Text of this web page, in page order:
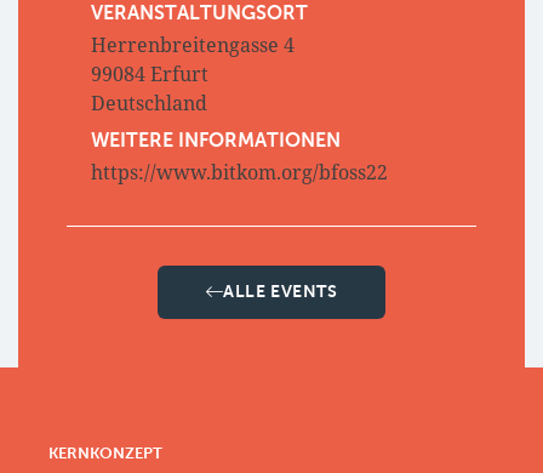
VERANSTALTUNGSORT
Herrenbreitengasse 4
99084 Erfurt
Deutschland
WEITERE INFORMATIONEN
https://www.bitkom.org/bfoss22
ALLE EVENTS
KERNKONZEPT